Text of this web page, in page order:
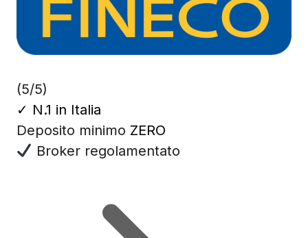
(5/5)
✓ N.1 in Italia
Deposito minimo ZERO
Broker regolamentato